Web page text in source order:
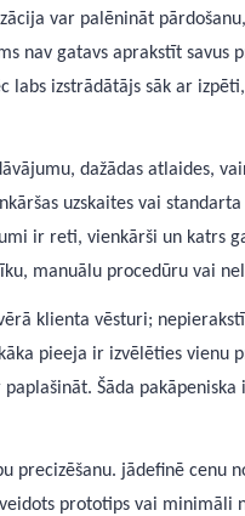
var palēnināt
nav gatavs aprakstīt
labs izstrādātājs sāk ar
dažādas atlaides,
uzskaites vai
ir reti, vienkārši un katrs
manuālu procedūru vai
klienta vēsturi;
pieeja ir izvēlēties
Šāda
precizēšanu. jādefinē
prototips vai